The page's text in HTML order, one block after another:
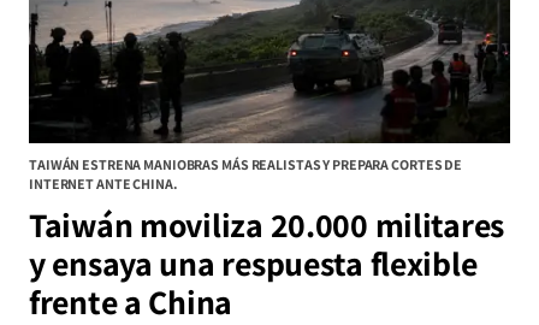
TAIWÁN ESTRENA MANIOBRAS MÁS REALISTAS Y PREPARA CORTES DE
INTERNET ANTE CHINA.
Taiwán moviliza 20.000 militares
y ensaya una respuesta flexible
frente a China